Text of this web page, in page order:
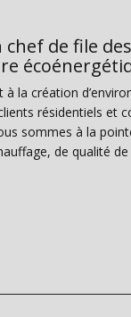
chef de file
la création
résidentiels et
sommes à la
de qualité de